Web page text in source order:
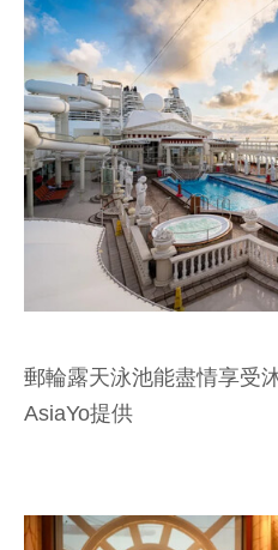
郵輪露天泳池能盡情享受
AsiaYo提供